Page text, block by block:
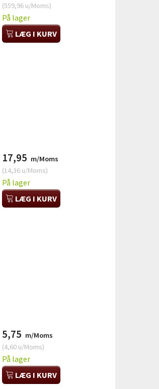
(559,96u/Moms)
På lager
LÆG I KURV
17,95 m/Moms
(14,36u/Moms)
På lager
LÆG I KURV
5,75 m/Moms
(4,60u/Moms)
På lager
LÆG I KURV